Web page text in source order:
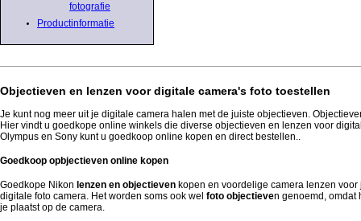
fotografie
Productinformatie
Objectieven en lenzen voor digitale camera's foto toestellen
Je kunt nog meer uit je digitale camera halen met de juiste objectieven.
Hier vindt u goedkope online winkels die diverse objectieven en lenzen voor
Olympus en Sony kunt u goedkoop online kopen en direct bestellen..
Goedkoop opbjectieven online kopen
Goedkope Nikon lenzen en objectieven kopen en voordelige camera lenzen
digitale foto camera. Het worden soms ook wel foto objectieven genoemd, omdat
je plaatst op de camera.